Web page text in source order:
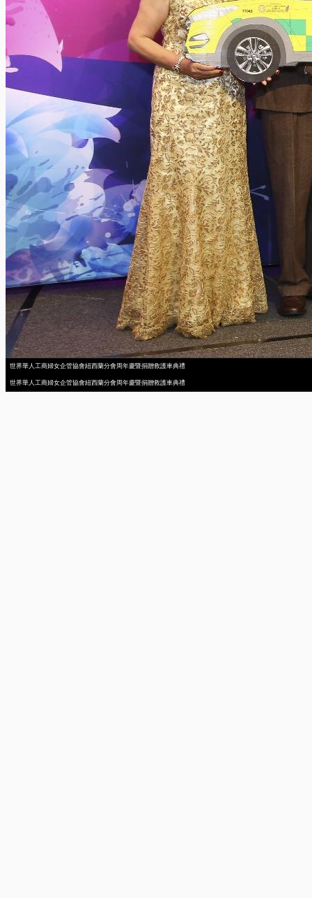
世界華人工商婦女企管協會紐西蘭分會周年慶暨捐贈救護車典禮
世界華人工商婦女企管協會紐西蘭分會周年慶暨捐贈救護車典禮